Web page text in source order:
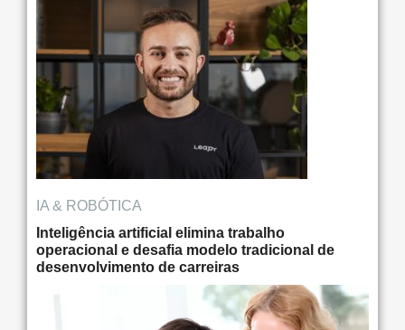
IA & ROBÓTICA
Inteligência artificial elimina trabalho
operacional e desafia modelo tradicional de
desenvolvimento de carreiras